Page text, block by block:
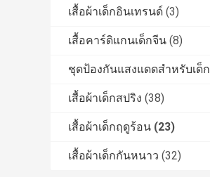
เสื้อผ้าเด็กอินเทรนด์ (3)
เสื้อคาร์ดิแกนเด็กจีน (8)
ชุดป้องกันแสงแดดสำหรับเด็ก
เสื้อผ้าเด็กสปริง (38)
เสื้อผ้าเด็กฤดูร้อน (23)
เสื้อผ้าเด็กกันหนาว (32)